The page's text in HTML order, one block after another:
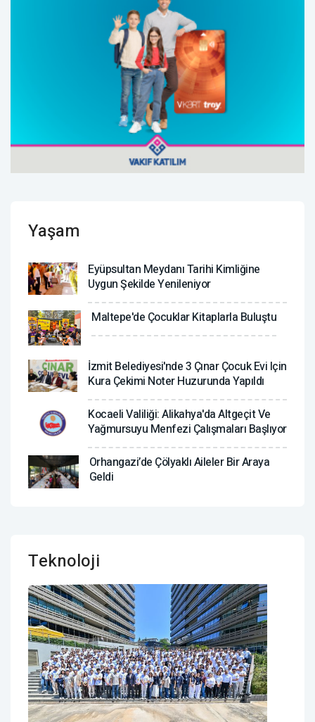
Yaşam
Eyüpsultan Meydanı Tarihi Kimliğine
Uygun Şekilde Yenileniyor
Maltepe'de Çocuklar Kitaplarla Buluştu
İzmit Belediyesi'nde 3 Çınar Çocuk Evi Için
Kura Çekimi Noter Huzurunda Yapıldı
Kocaeli Valiliği: Alikahya'da Altgeçit Ve
Yağmursuyu Menfezi Çalışmaları Başlıyor
Orhangazi’de Çölyaklı Aileler Bir Araya
Geldi
Teknoloji